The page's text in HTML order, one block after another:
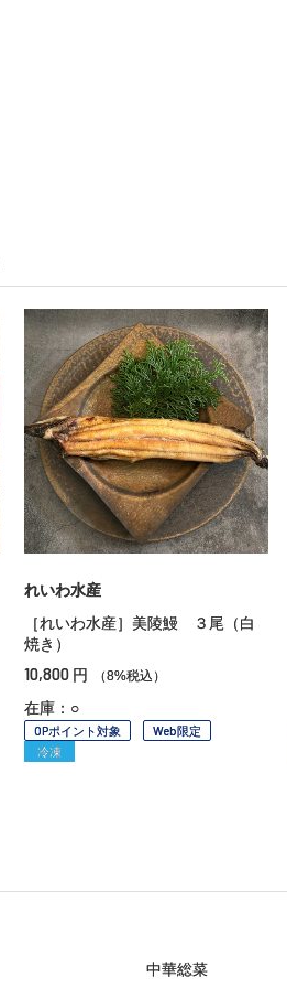
れいわ水産
［れいわ水産］美陵鰻 ３尾（白
焼き）
10,800 円 （8%税込）
在庫：○
OPポイント対象
Web限定
冷凍
中華総菜